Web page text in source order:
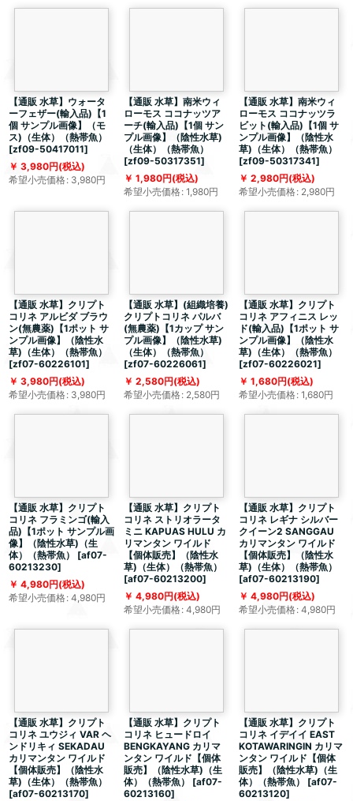
【通販 水草】ウォータ
ーフェザー(輸入品)【1
個 サンプル画像】（モ
ス)（生体）（熱帯魚）
[zf09-50417011]
3,980円(税込)
希望小売価格: 3,980円
【通販 水草】南米ウィ
ローモス ココナッツア
ーチ(輸入品)【1個 サン
プル画像】（陰性水草)
（生体）（熱帯魚）
[zf09-50317351]
1,980円(税込)
希望小売価格: 1,980円
【通販 水草】南米ウィ
ローモス ココナッツラ
ビット(輸入品)【1個 サ
ンプル画像】（陰性水
草)（生体）（熱帯魚）
[zf09-50317341]
2,980円(税込)
希望小売価格: 2,980円
【通販 水草】クリプト
コリネ アルビダ ブラウ
ン(無農薬)【1ポット サ
ンプル画像】（陰性水
草)（生体）（熱帯魚）
[zf07-60226101]
3,980円(税込)
希望小売価格: 3,980円
【通販 水草】(組織培養)
クリプトコリネ パルバ
(無農薬)【1カップ サン
プル画像】（陰性水草)
（生体）（熱帯魚）
[zf07-60226061]
2,580円(税込)
希望小売価格: 2,580円
【通販 水草】クリプト
コリネ アフィニス レッ
ド(輸入品)【1ポット サ
ンプル画像】（陰性水
草)（生体）（熱帯魚）
[zf07-60226021]
1,680円(税込)
希望小売価格: 1,680円
【通販 水草】クリプト
コリネ フラミンゴ(輸入
品)【1ポット サンプル画
像】（陰性水草)（生
体）（熱帯魚）
[af07-
60213230]
4,980円(税込)
希望小売価格: 4,980円
【通販 水草】クリプト
コリネ ストリオラータ
ミニ KAPUAS HULU カ
リマンタン ワイルド
【個体販売】（陰性水
草)（生体）（熱帯魚）
[af07-60213200]
4,980円(税込)
希望小売価格: 4,980円
【通販 水草】クリプト
コリネ レギナ シルバー
クイーン2 SANGGAU
カリマンタン ワイルド
【個体販売】（陰性水
草)（生体）（熱帯魚）
[af07-60213190]
4,980円(税込)
希望小売価格: 4,980円
【通販 水草】クリプト
コリネ ユウジィ VAR ヘ
ンドリキィ SEKADAU
カリマンタン ワイルド
【個体販売】（陰性水
草)（生体）（熱帯魚）
[af07-60213170]
【通販 水草】クリプト
コリネ ヒュードロイ
BENGKAYANG カリマ
ンタン ワイルド【個体
販売】（陰性水草)（生
体）（熱帯魚）
[af07-
60213160]
【通販 水草】クリプト
コリネ イデイイ EAST
KOTAWARINGIN カリマ
ンタン ワイルド【個体
販売】（陰性水草)（生
体）（熱帯魚）
[af07-
60213120]